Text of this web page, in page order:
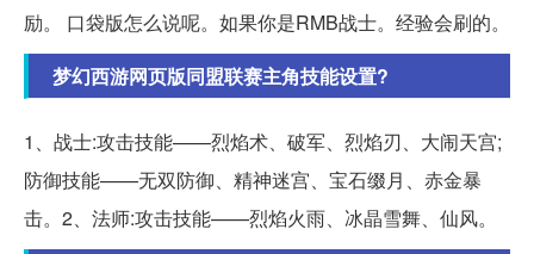
励。 口袋版怎么说呢。如果你是RMB战士。经验会刷的。
梦幻西游网页版同盟联赛主角技能设置?
1、战士:攻击技能——烈焰术、破军、烈焰刃、大闹天宫;
防御技能——无双防御、精神迷宫、宝石缀月、赤金暴
击。2、法师:攻击技能——烈焰火雨、冰晶雪舞、仙风。